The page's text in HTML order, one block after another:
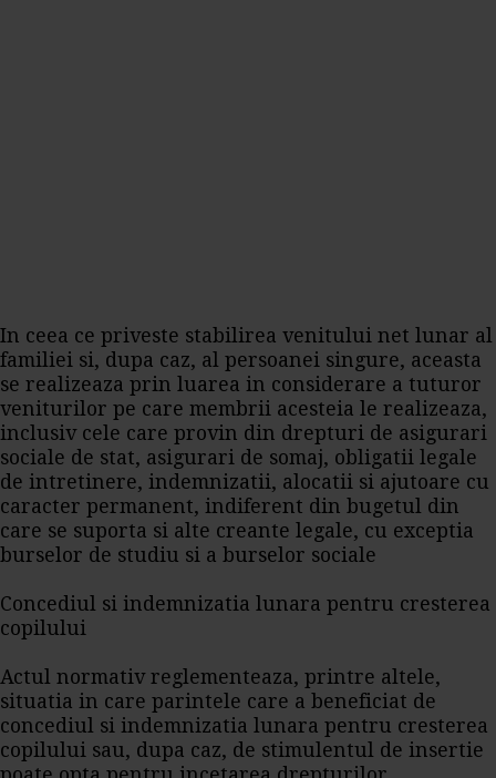
In ceea ce priveste stabilirea venitului net lunar al
familiei si, dupa caz, al persoanei singure, aceasta
se realizeaza prin luarea in considerare a tuturor
veniturilor pe care membrii acesteia le realizeaza,
inclusiv cele care provin din drepturi de asigurari
sociale de stat, asigurari de somaj, obligatii legale
de intretinere, indemnizatii, alocatii si ajutoare cu
caracter permanent, indiferent din bugetul din
care se suporta si alte creante legale, cu exceptia
burselor de studiu si a burselor sociale
Concediul si indemnizatia lunara pentru cresterea
copilului
Actul normativ reglementeaza, printre altele,
situatia in care parintele care a beneficiat de
concediul si indemnizatia lunara pentru cresterea
copilului sau, dupa caz, de stimulentul de insertie